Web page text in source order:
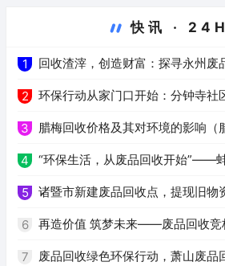
快讯 · 24H
1 回收渣滓，创造财富：探寻永州废
废品泡沫回收）
2 环保行动从家门口开始：分钟寺社
（分钟寺附近上门回收废品）
3 腊梅回收价格及其对环境的影响（
4 “环保生活，从废品回收开始”——
汇总（蚌埠废品回收电话号码）
5 诸暨市新建废品回收点，提现旧物
收）
6 再造价值 筑梦未来——废品回收竞标文案（回收废品竞
标文案）
7 废品回收绿色环保行动，萧山废品